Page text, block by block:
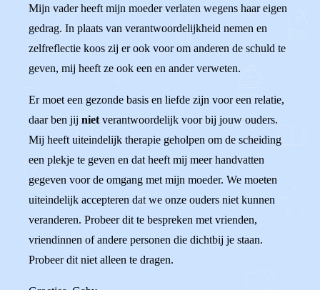
Mijn vader heeft mijn moeder verlaten wegens haar eigen
gedrag. In plaats van verantwoordelijkheid nemen en
zelfreflectie koos zij er ook voor om anderen de schuld te
geven, mij heeft ze ook een en ander verweten.
Er moet een gezonde basis en liefde zijn voor een relatie,
daar ben jij niet verantwoordelijk voor bij jouw ouders.
Mij heeft uiteindelijk therapie geholpen om de scheiding
een plekje te geven en dat heeft mij meer handvatten
gegeven voor de omgang met mijn moeder. We moeten
uiteindelijk accepteren dat we onze ouders niet kunnen
veranderen. Probeer dit te bespreken met vrienden,
vriendinnen of andere personen die dichtbij je staan.
Probeer dit niet alleen te dragen.